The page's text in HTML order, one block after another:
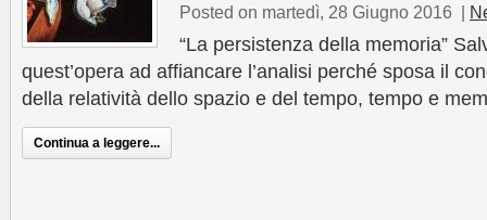
Posted on martedì, 28 Giugno 2016 |
“La persistenza della memoria”
quest’opera ad affiancare l’analisi perché sposa il
della relatività dello spazio e del tempo, tempo e
Continua a leggere...